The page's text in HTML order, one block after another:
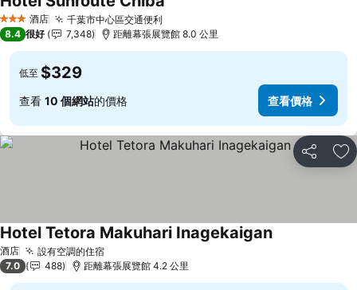
3 星級 酒店 千葉市中心區交通便利
8.4 很好 7,348 距離幕張展覽館 8.0 公里
低至 $329
查看 10 個網站的價格 查看價格
分享 放
酒店 設有空調的住宿
Hotel Tetora Makuhari Inagekaigan
7.0 488 距離幕張展覽館 4.2 公里